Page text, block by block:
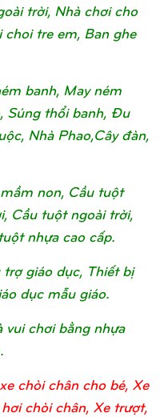
trời, Nhà chơi cho
tre em, Ban ghe
banh, May ném
Súng thổi banh, Đu
Nhà Phao,Cây đàn,
non, Cầu tuột
Cầu tuột ngoài trời,
nhựa cao cấp.
giáo dục, Thiết bị
dục mẫu giáo.
vui chơi bằng nhựa
chòi chân cho bé, Xe
chòi chân, Xe trượt,